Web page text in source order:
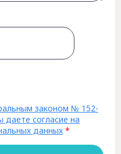
законом № 152-
согласие на
данных *